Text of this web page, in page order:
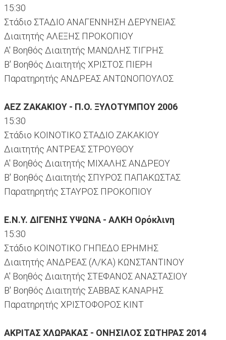
15:30
Στάδιο ΣΤΑΔΙΟ ΑΝΑΓΕΝΝΗΣΗ ΔΕΡΥΝΕΙΑΣ
Διαιτητής ΑΛΕΞΗΣ ΠΡΟΚΟΠΙΟΥ
Α' Βοηθός Διαιτητής ΜΑΝΩΛΗΣ ΤΙΓΡΗΣ
Β' Βοηθός Διαιτητής ΧΡΙΣΤΟΣ ΠΙΕΡΗ
Παρατηρητής ΑΝΔΡΕΑΣ ΑΝΤΩΝΟΠΟΥΛΟΣ
ΑΕΖ ΖΑΚΑΚΙΟΥ - Π.Ο. ΞΥΛΟΤΥΜΠΟΥ 2006
15:30
Στάδιο ΚΟΙΝΟΤΙΚΟ ΣΤΑΔΙΟ ΖΑΚΑΚΙΟΥ
Διαιτητής ΑΝΤΡΕΑΣ ΣΤΡΟΥΘΟΥ
Α' Βοηθός Διαιτητής ΜΙΧΑΛΗΣ ΑΝΔΡΕΟΥ
Β' Βοηθός Διαιτητής ΣΠΥΡΟΣ ΠΑΠΑΚΩΣΤΑΣ
Παρατηρητής ΣΤΑΥΡΟΣ ΠΡΟΚΟΠΙΟΥ
Ε.Ν.Υ. ΔΙΓΕΝΗΣ ΥΨΩΝΑ - ΑΛΚΗ Ορόκλινη
15:30
Στάδιο ΚΟΙΝΟΤΙΚΟ ΓΗΠΕΔΟ ΕΡΗΜΗΣ
Διαιτητής ΑΝΔΡΕΑΣ (Λ/ΚΑ) ΚΩΝΣΤΑΝΤΙΝΟΥ
Α' Βοηθός Διαιτητής ΣΤΕΦΑΝΟΣ ΑΝΑΣΤΑΣΙΟΥ
Β' Βοηθός Διαιτητής ΣΑΒΒΑΣ ΚΑΝΑΡΗΣ
Παρατηρητής ΧΡΙΣΤΟΦΟΡΟΣ ΚΙΝΤ
ΑΚΡΙΤΑΣ ΧΛΩΡΑΚΑΣ - ΟΝΗΣΙΛΟΣ ΣΩΤΗΡΑΣ 2014